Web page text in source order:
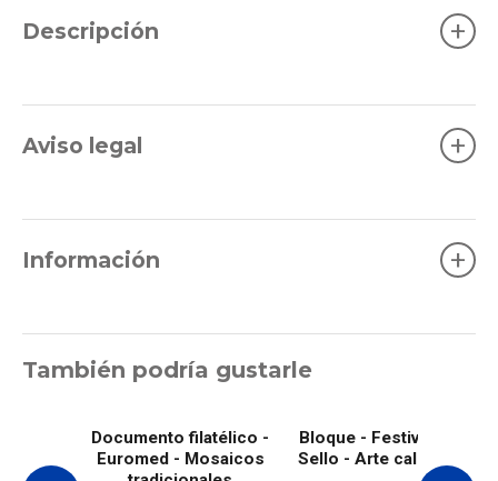
Descripción +
Aviso legal +
Información +
También podría gustarle
Documento filatélico -
Euromed - Mosaicos
Bloque - Festival del
Sello - Arte callejero